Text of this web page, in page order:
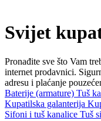
Svijet
Pronađite sve što Vam
internet prodavnici.
adresu i plaćanje
Baterije (armature) Tuš
Kupatilska galanterija
Sifoni i tuš kanalice Tuš